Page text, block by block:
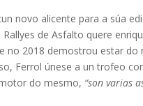
novo alicente para a súa
de Asfalto quere
no 2018 demostrou estar
Ferrol únese a un trofeo
do mesmo, “son varias